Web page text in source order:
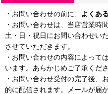
・お問い合わせの前に、 よくあ
・お問い合わせは、当店営業時
土・日・祝日にお問い合わせい
させていただきます。
・お問い合わせの内容によって
います。あらかじめご了承くださ
・お問い合わせ受付の完了後、
的に配信されます。メールが届